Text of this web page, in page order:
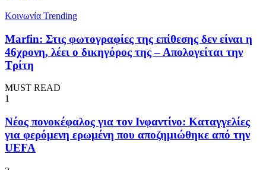
Κοινωνία Trending
Marfin: Στις φωτογραφίες της επίθεσης δεν είναι η
46χρονη, λέει ο δικηγόρος της – Απολογείται την
Τρίτη
MUST READ
1
Νέος πονοκέφαλος για τον Ινφαντίνο: Καταγγελίες
για φερόμενη ερωμένη που αποζημιώθηκε από την
UEFA